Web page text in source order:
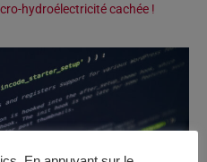
hydroélectricité cachée !